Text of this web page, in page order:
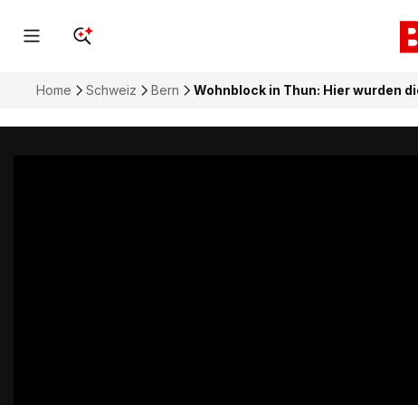
Home Schweiz Bern Wohnblock in Thun: Hier wurden